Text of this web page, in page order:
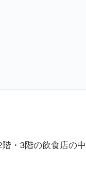
・3階の飲食店の中